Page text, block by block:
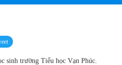
sinh trường Tiểu học Vạn Phúc.